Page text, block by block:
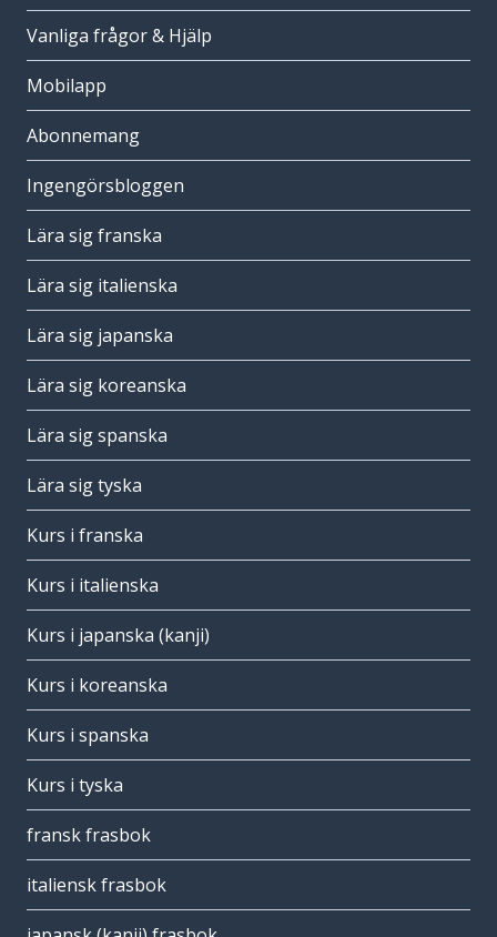
Vanliga frågor & Hjälp
Mobilapp
Abonnemang
Ingengörsbloggen
Lära sig franska
Lära sig italienska
Lära sig japanska
Lära sig koreanska
Lära sig spanska
Lära sig tyska
Kurs i franska
Kurs i italienska
Kurs i japanska (kanji)
Kurs i koreanska
Kurs i spanska
Kurs i tyska
fransk frasbok
italiensk frasbok